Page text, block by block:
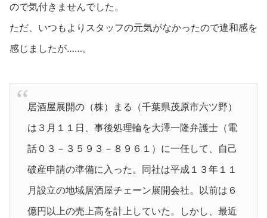
ので気付きませんでした。
ただ、いつもよりスタッフの元気がなかったので違和感を
感じましたが……。
居酒屋展開の（株）まる（千葉県茂原市六ツ野）
は３月１１日、事後処理輪を大澤一隆弁護士（電
話０３－３５９３－８９６１）に一任して、自己
破産申請の準備に入った。同社は平成１３年１１
月設立の地域居酒屋チェーン展開会社。以前は６
億円以上の売上高を計上していた。しかし、最近